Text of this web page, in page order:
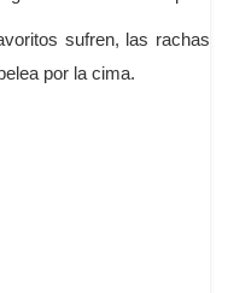
sufren, las rachas
por la cima.